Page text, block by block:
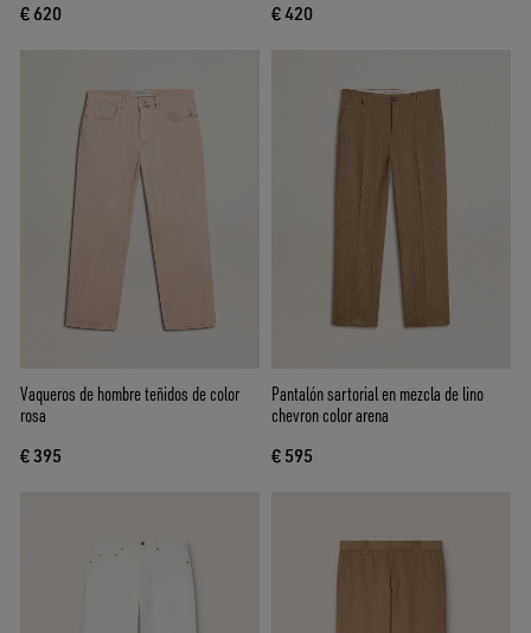
€ 620 € 420
Vaqueros de hombre teñidos de color
rosa
€ 395
Pantalón sartorial en mezcla de lino
chevron color arena
€ 595